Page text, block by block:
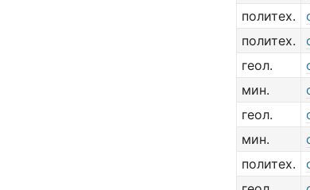
политех.
политех.
геол.
мин.
геол.
мин.
политех.